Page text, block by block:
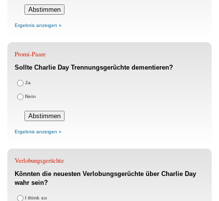
Ergebnis anzeigen »
Promi-Paare
Sollte Charlie Day Trennungsgerüchte dementieren?
Ja
Nein
Ergebnis anzeigen »
Verlobungsgerüchte
Könnten die neuesten Verlobungsgerüchte über Charlie Day
wahr sein?
I think so